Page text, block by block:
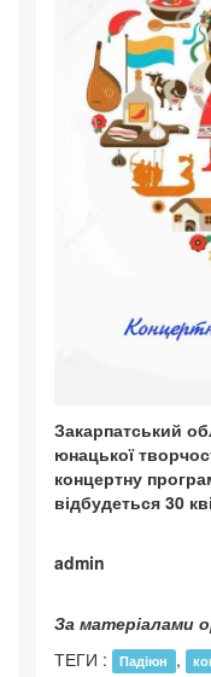
Закарпатський
юнацької
концертну
відбудеться 30
admin
За матеріалами
ТЕГИ :
Падіюн ,